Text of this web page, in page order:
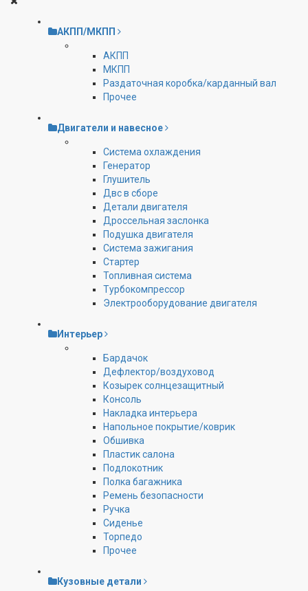
АКПП/МКПП
АКПП
МКПП
Раздаточная коробка/карданный вал
Прочее
Двигатели и навесное
Cистема охлаждения
Генератор
Глушитель
Двс в сборе
Детали двигателя
Дроссельная заслонка
Подушка двигателя
Система зажигания
Стартер
Топливная система
Турбокомпрессор
Электрооборудование двигателя
Интерьер
Бардачок
Дефлектор/воздуховод
Козырек солнцезащитный
Консоль
Накладка интерьера
Напольное покрытие/коврик
Обшивка
Пластик салона
Подлокотник
Полка багажника
Ремень безопасности
Ручка
Сиденье
Торпедо
Прочее
Кузовные детали